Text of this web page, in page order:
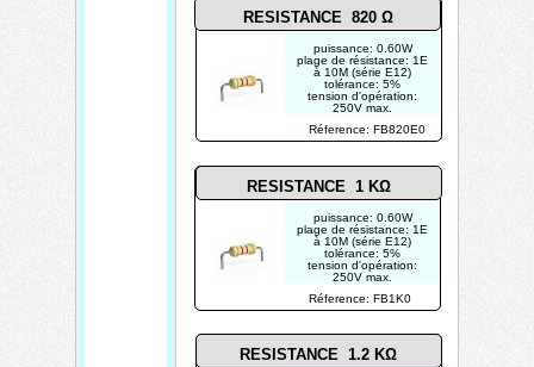
puissance: 0.60W
plage de résistance: 1E
à 10M (série E12)
tolérance: 5%
tension d'opération:
250V max.
puissance: 0.60W
plage de résistance: 1E
à 10M (série E12)
tolérance: 5%
tension d'opération:
250V max.
Réference: FB820E0
Réference: FB1K0
RESISTANCE 1 KΩ
RESISTANCE 820 Ω
RESISTANCE 1.2 KΩ